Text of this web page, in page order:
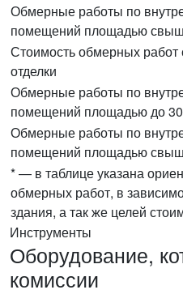
Обмерные работы по
помещений площадью
Стоимость обмерных работ
отделки
Обмерные работы по
помещений площадью до
Обмерные работы по
помещений площадью
* — в таблице указана
обмерных работ, в
здания, а так же целей
Инструменты
Оборудование,
комиссии